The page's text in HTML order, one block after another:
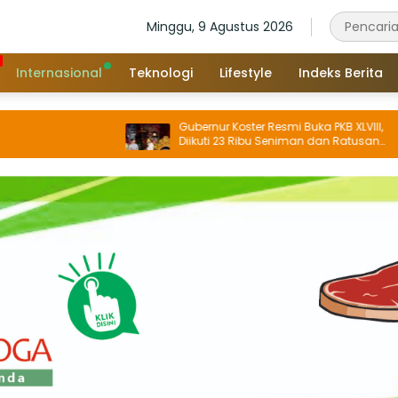
Minggu, 9 Agustus 2026
Internasional Teknologi Lifestyle Indeks Berita
Gubernur Koster Resmi Buka PKB XLVIII,
Diikuti 23 Ribu Seniman dan Ratusan
Sekaa, IKM/UMKM Digratiskan